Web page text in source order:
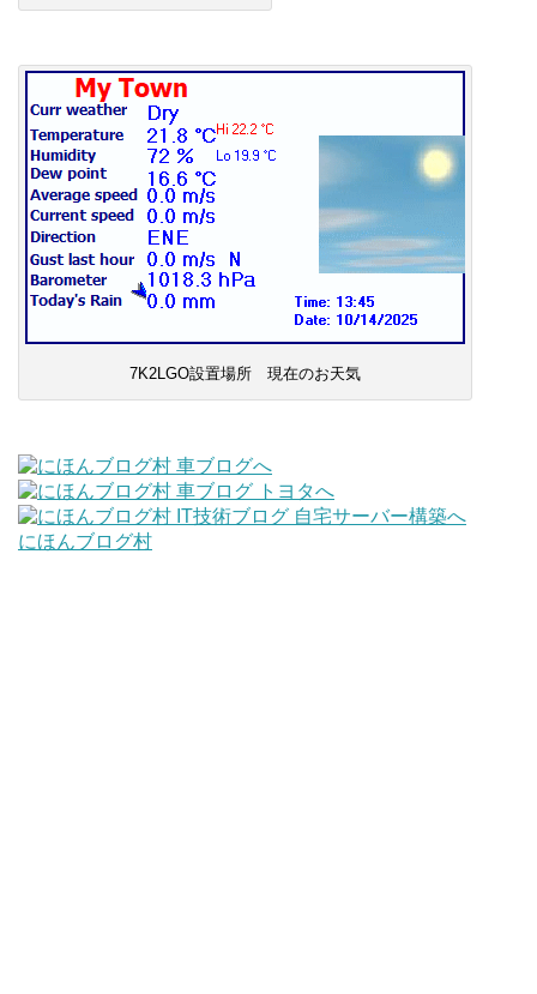
7K2LGO設置場所 現在のお天気
にほんブログ村